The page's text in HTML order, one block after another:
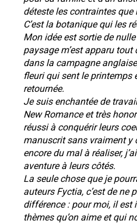
déteste les contraintes
C’est la botanique qui les
Mon idée est sortie de
paysage m’est apparu
dans la campagne
fleuri qui sent le printemps
retournée.
Je suis enchantée de
New Romance et très
réussi à conquérir leurs
manuscrit sans vraiment y
encore du mal à réaliser,
aventure à leurs côtés.
La seule chose que je
auteurs Fyctia, c’est de ne
différence : pour moi, il est
thèmes qu’on aime et qui